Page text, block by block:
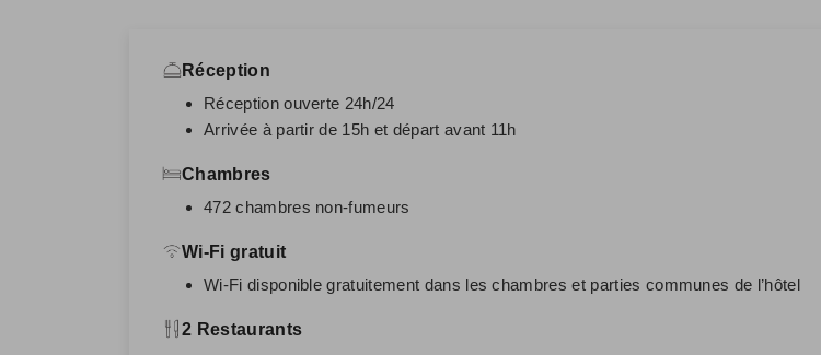
Réception
Réception ouverte 24h/24
Arrivée à partir de 15h et départ avant 11h
Chambres
472 chambres non-fumeurs
Wi-Fi gratuit
Wi-Fi disponible gratuitement dans les chambres et parties communes de l’hôtel
2 Restaurants